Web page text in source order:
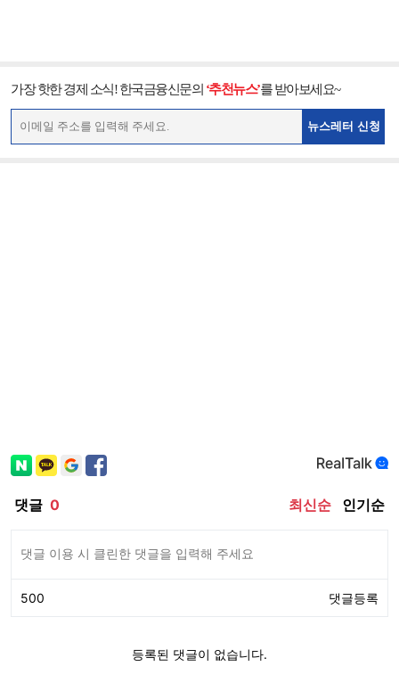
가장 핫한 경제 소식! 한국금융신문의 ‘추천뉴스’를 받아보세요~
뉴스레터 신청